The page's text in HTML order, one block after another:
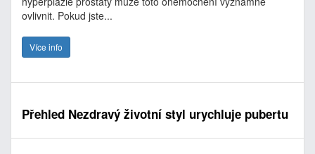
ovlivnit. Pokud jste...
Více info
Přehled Nezdravý životní styl urychluje pubertu